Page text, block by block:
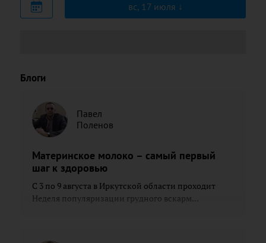
вс, 17 июля
Блоги
Павел
Поленов
Материнское молоко – самый первый
шаг к здоровью
С 3 по 9 августа в Иркутской области проходит
Неделя популяризации грудного вскарм...